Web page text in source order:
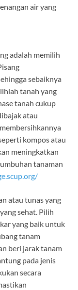
air yang
adalah memilih
sebaiknya
tanah yang
tanah cukup
atau
kompos atau
meningkatkan
tanaman
atau tunas yang
sehat. Pilih
yang baik untuk
tanam
beri jarak tanam
pada jenis
secara